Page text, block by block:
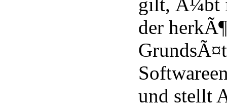
gilt, Ã¼bt
der
und stellt